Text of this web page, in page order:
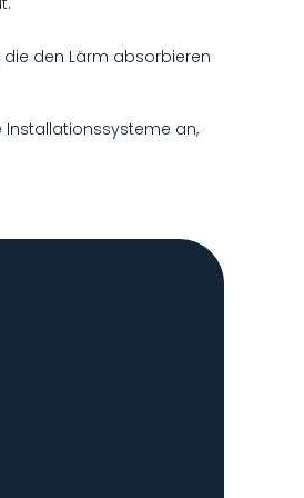
die den Lärm absorbieren
Installationssysteme an,